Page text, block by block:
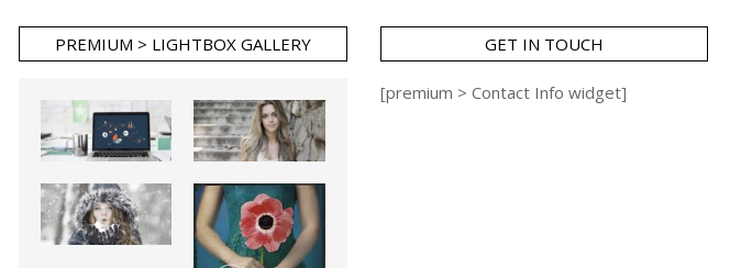
PREMIUM > LIGHTBOX GALLERY GET IN TOUCH
[premium > Contact Info widget]